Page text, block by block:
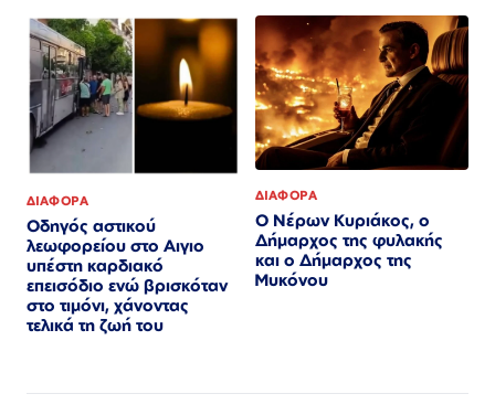
ΔΙΑΦΟΡΑ
Οδηγός αστικού
λεωφορείου στο Αιγιο
υπέστη καρδιακό
επεισόδιο ενώ βρισκόταν
στο τιμόνι, χάνοντας
τελικά τη ζωή του
ΔΙΑΦΟΡΑ
Ο Νέρων Κυριάκος, o
Δήμαρχος της φυλακής
και ο Δήμαρχος της
Μυκόνου